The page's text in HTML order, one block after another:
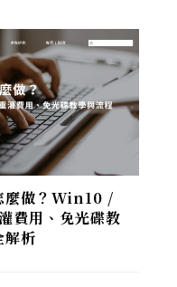
麼做？Win10 /
費用、免光碟教
解析